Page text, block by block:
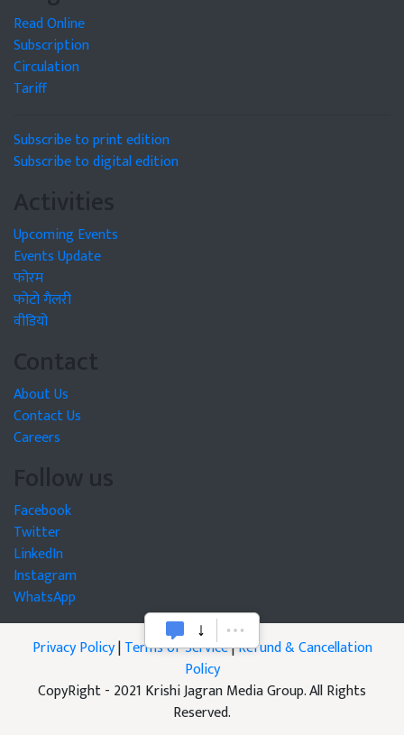
Read Online
Subscription
Circulation
Tariff
Subscribe to print edition
Subscribe to digital edition
Activities
Upcoming Events
Events Update
फोरम
फोटो गैलरी
वीडियो
Contact
About Us
Contact Us
Careers
Follow us
Facebook
Twitter
LinkedIn
Instagram
WhatsApp
Privacy Policy|Terms of Service|Refund & Cancellation
Policy
CopyRight - 2021 Krishi Jagran Media Group. All Rights
Reserved.